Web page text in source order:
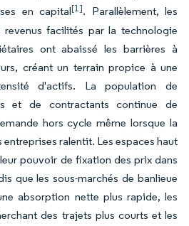
en capital[1]. Parallèlement, les
facilités par la technologie
ont abaissé les barrières à
créant un terrain propice à une
d'actifs. La population de
et de contractants continue de
hors cycle même lorsque la
ralentit. Les espaces haut
pouvoir de fixation des prix dans
que les sous-marchés de banlieue
absorption nette plus rapide, les
des trajets plus courts et les